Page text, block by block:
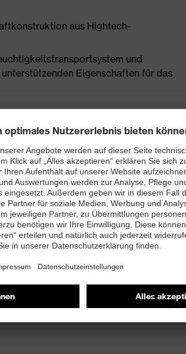
aus Hightech-
und
Eigenschaften für das
Dämpfungseigenschaften im Vorfuß und
über die gesamte Zwischensohle und
Megaohm
– kompakt, anatomisch
für mehr Zehenfreiheit und optimale